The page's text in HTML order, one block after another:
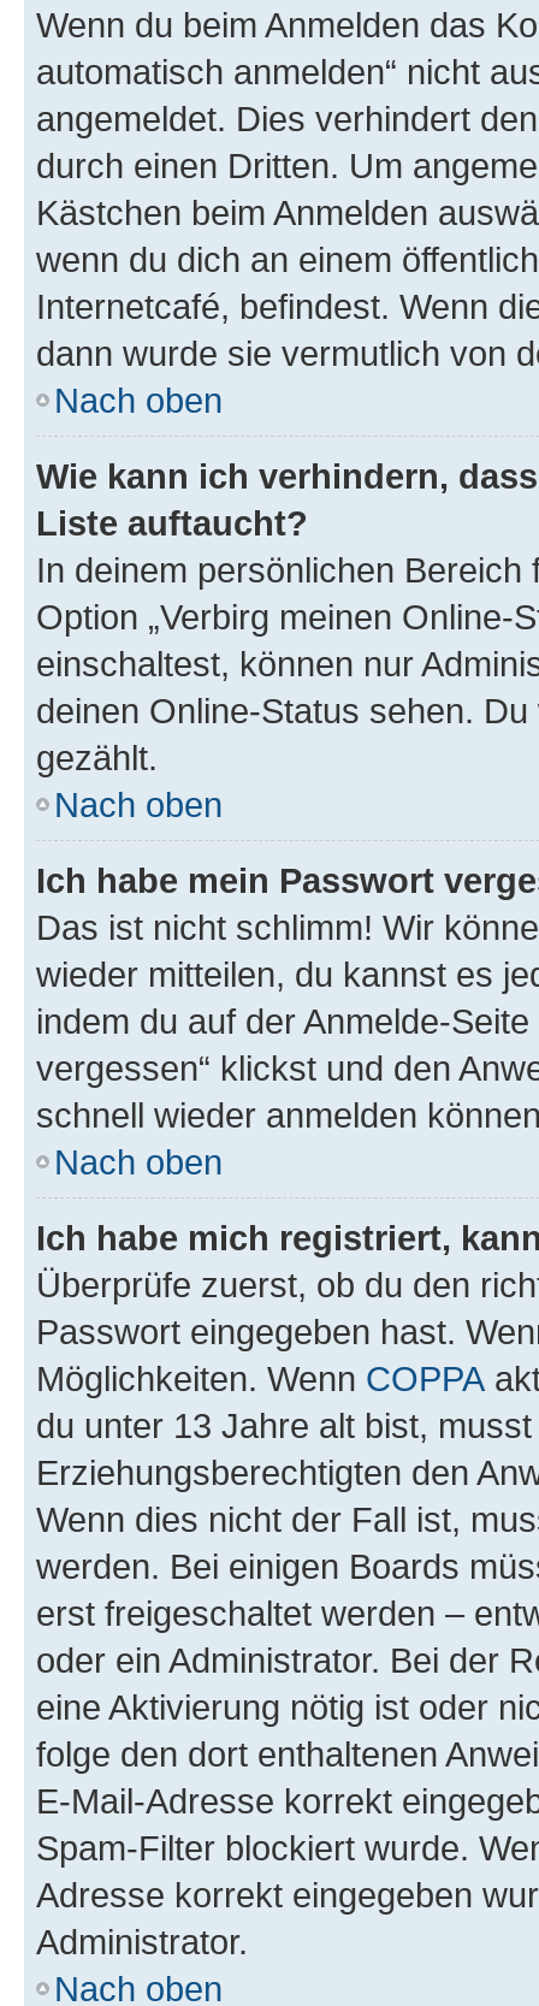
Wenn du beim Anmelden das
automatisch anmelden“ nicht
angemeldet. Dies verhindert
durch einen Dritten. Um
Kästchen beim Anmelden
wenn du dich an einem
Internetcafé, befindest. Wenn
dann wurde sie vermutlich von
Nach oben
Wie kann ich verhindern,
Liste auftaucht?
In deinem persönlichen
Option „Verbirg meinen Online-
einschaltest, können nur
deinen Online-Status sehen.
gezählt.
Nach oben
Ich habe mein Passwort
Das ist nicht schlimm! Wir
wieder mitteilen, du kannst es
indem du auf der Anmelde-
vergessen“ klickst und den
schnell wieder anmelden
Nach oben
Ich habe mich registriert,
Überprüfe zuerst, ob du den
Passwort eingegeben hast.
Möglichkeiten. Wenn COPPA
du unter 13 Jahre alt bist,
Erziehungsberechtigten den
Wenn dies nicht der Fall ist,
werden. Bei einigen Boards
erst freigeschaltet werden –
oder ein Administrator. Bei der
eine Aktivierung nötig ist oder
folge den dort enthaltenen
E-Mail-Adresse korrekt
Spam-Filter blockiert wurde.
Adresse korrekt eingegeben
Administrator.
Nach oben